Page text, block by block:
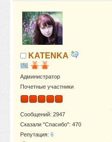
KATENKA
Администратор
Почетные участники
Сообщений: 2947
Сказали "Спасибо": 470
Репутация: 6